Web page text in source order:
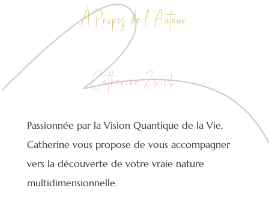
À Propos de l ‘Auteur
Catherine Zwick
Passionnée par la Vision Quantique de la Vie,
Catherine vous propose de vous accompagner
vers la découverte de votre vraie nature
multidimensionnelle.